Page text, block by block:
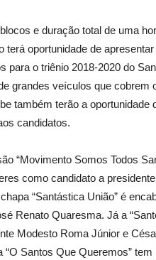
e duração total de uma
terá oportunidade de
para o triênio 2018-2020 do
grandes veículos que cobrem
também terão a oportunidade
candidatos.
“Movimento Somos Todos
como candidato a
“Santástica União” é
Renato Quaresma. Já a
Modesto Roma Júnior e
“O Santos Que Queremos” tem